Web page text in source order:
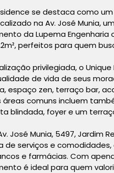
se destaca como
na Av. José Munia,
da Lupema
perfeitos para quem
privilegiada, o
de vida de seus
espaço zen, terraço bar,
áreas comuns incluem
blindada, foyer e um
José Munia, 5497, Jardim
de serviços e
e farmácias. Com
é ideal para quem